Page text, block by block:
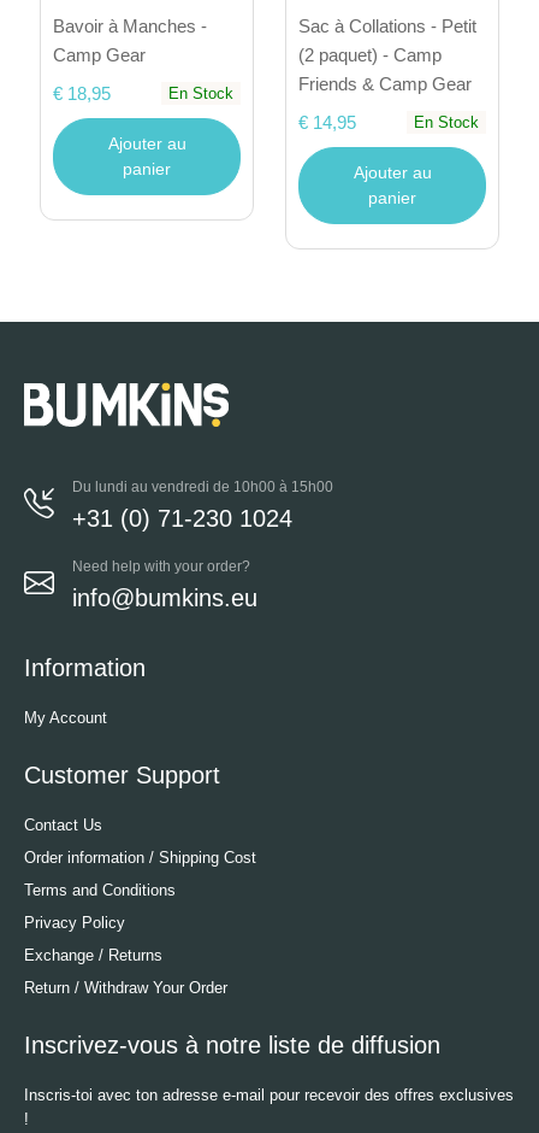
Bavoir à Manches -
Camp Gear
€ 18,95
En Stock
Ajouter au
panier
Sac à Collations - Petit
(2 paquet) - Camp
Friends & Camp Gear
€ 14,95
En Stock
Ajouter au
panier
Du lundi au vendredi de 10h00 à 15h00
+31 (0) 71-230 1024
Need help with your order?
info@bumkins.eu
Information
My Account
Customer Support
Contact Us
Order information / Shipping Cost
Terms and Conditions
Privacy Policy
Exchange / Returns
Return / Withdraw Your Order
Inscrivez-vous à notre liste de diffusion
Inscris-toi avec ton adresse e-mail pour recevoir des offres exclusives
!